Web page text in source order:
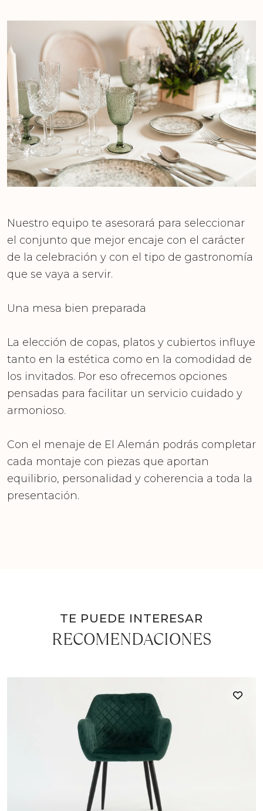
Nuestro equipo te asesorará para seleccionar
el conjunto que mejor encaje con el carácter
de la celebración y con el tipo de gastronomía
que se vaya a servir.
Una mesa bien preparada
La elección de copas, platos y cubiertos influye
tanto en la estética como en la comodidad de
los invitados. Por eso ofrecemos opciones
pensadas para facilitar un servicio cuidado y
armonioso.
Con el menaje de El Alemán podrás completar
cada montaje con piezas que aportan
equilibrio, personalidad y coherencia a toda la
presentación.
TE PUEDE INTERESAR
RECOMENDACIONES